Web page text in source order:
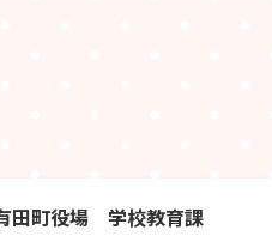
田町役場 学校教育課